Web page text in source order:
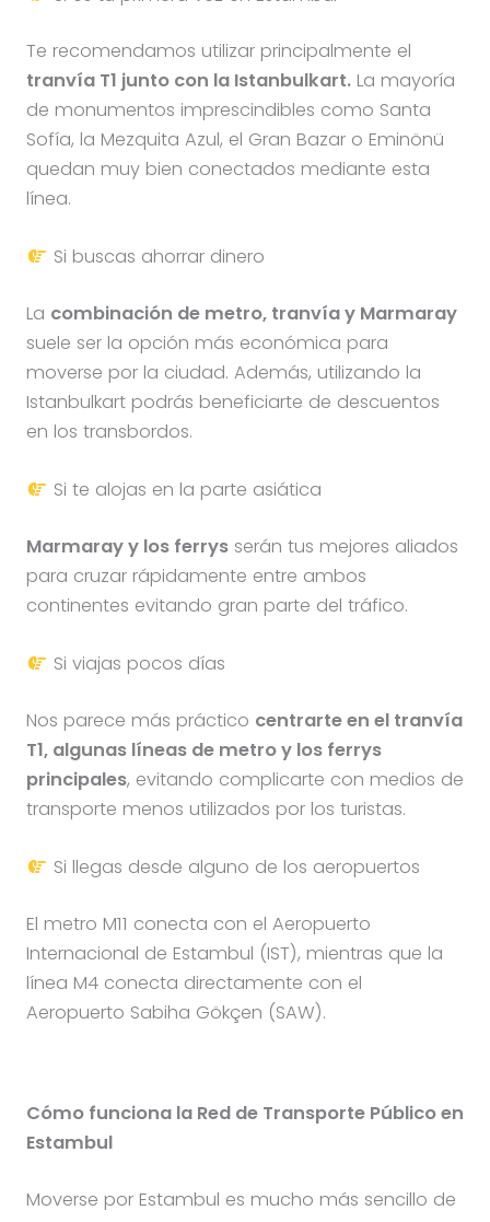
Te recomendamos utilizar principalmente el
tranvía T1 junto con la Istanbulkart.La mayoría
de monumentos imprescindibles como Santa
Sofía, la Mezquita Azul, el Gran Bazar o Eminönü
quedan muy bien conectados mediante esta
línea.
Si buscas ahorrar dinero
La combinación de metro, tranvía y Marmaray
suele ser la opción más económica para
moverse por la ciudad. Además, utilizando la
Istanbulkart podrás beneficiarte de descuentos
en los transbordos.
Si te alojas en la parte asiática
Marmaray y los ferrysserán tus mejores aliados
para cruzar rápidamente entre ambos
continentes evitando gran parte del tráfico.
Si viajas pocos días
Nos parece más práctico centrarte en el tranvía
T1, algunas líneas de metro y los ferrys
principales, evitando complicarte con medios de
transporte menos utilizados por los turistas.
Si llegas desde alguno de los aeropuertos
El metro M11 conecta con el Aeropuerto
Internacional de Estambul (IST), mientras que la
línea M4 conecta directamente con el
Aeropuerto Sabiha Gökçen (SAW).
Cómo funciona la Red de Transporte Público en
Estambul
Moverse por Estambul es mucho más sencillo de